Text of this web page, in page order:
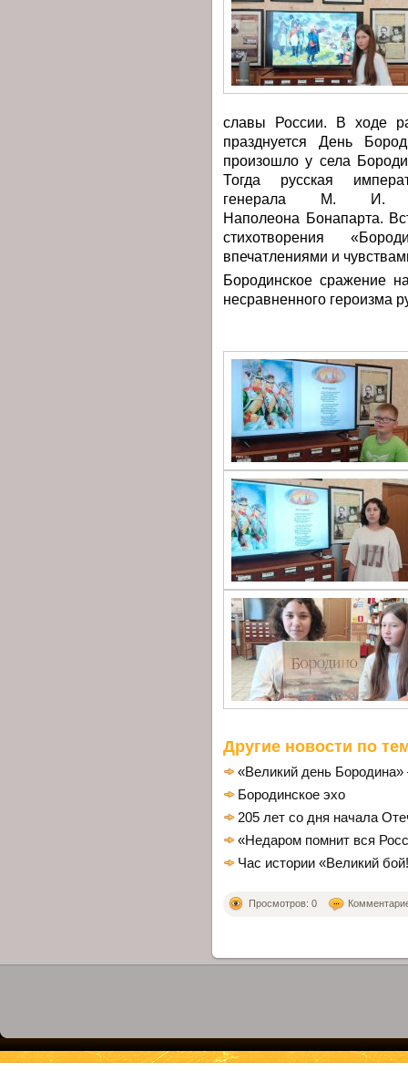
славы России. В ходе
празднуется День
произошло у села
Тогда русская
генерала М. И.
Наполеона Бонапарта.
стихотворения
впечатлениями и
Бородинское сражение
несравненного героизма
Другие новости по
«Великий день Бородина»
Бородинское эхо
205 лет со дня начала
«Недаром помнит вся
Час истории «Великий
Просмотров: 0